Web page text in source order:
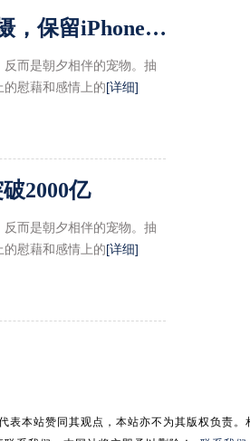
iPhone12Pro概念图：刘海更小后置浴霸四摄，保留iPhone4原汁原味
而是朝夕相伴的宠物。抽
慰藉和感情上的[详细]
2000亿
而是朝夕相伴的宠物。抽
慰藉和感情上的[详细]
本站赞同其观点，本站亦不为其版权负责